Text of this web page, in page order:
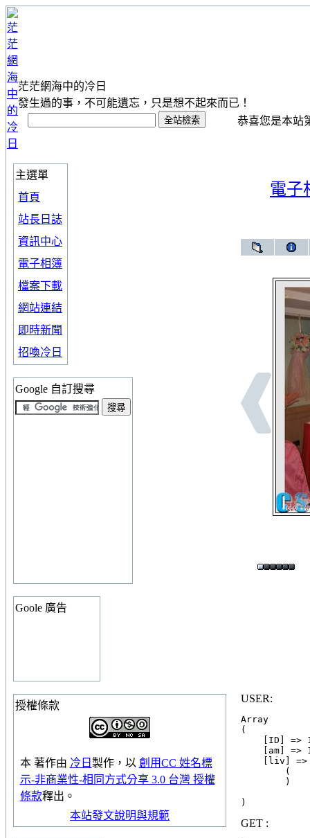
茫茫網海中的冷日
發生過的事，不可能遺忘，只是想不起來而已！
恭喜您是本站
主選單
首頁
站長日誌
資訊中心
電子相簿
檔案下載
網站連結
即時新聞
招喚冷日
Google 自訂搜尋
Goole 廣告
授權條款
本 著作由 冷日 製作，以 創用CC 姓名標
示-非商業性-相同方式分享 3.0 台灣 授權
條款釋出。
本站發文說明與規範
電子
USER:
Array
(
[ID] =>
[am] =>
[liv] =>
        (
        )
GET :